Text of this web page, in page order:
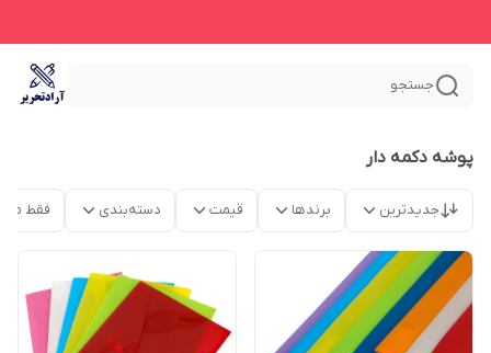
جستجو
پوشه دکمه دار
جدیدترین برندها قیمت دسته‌بندی فقط